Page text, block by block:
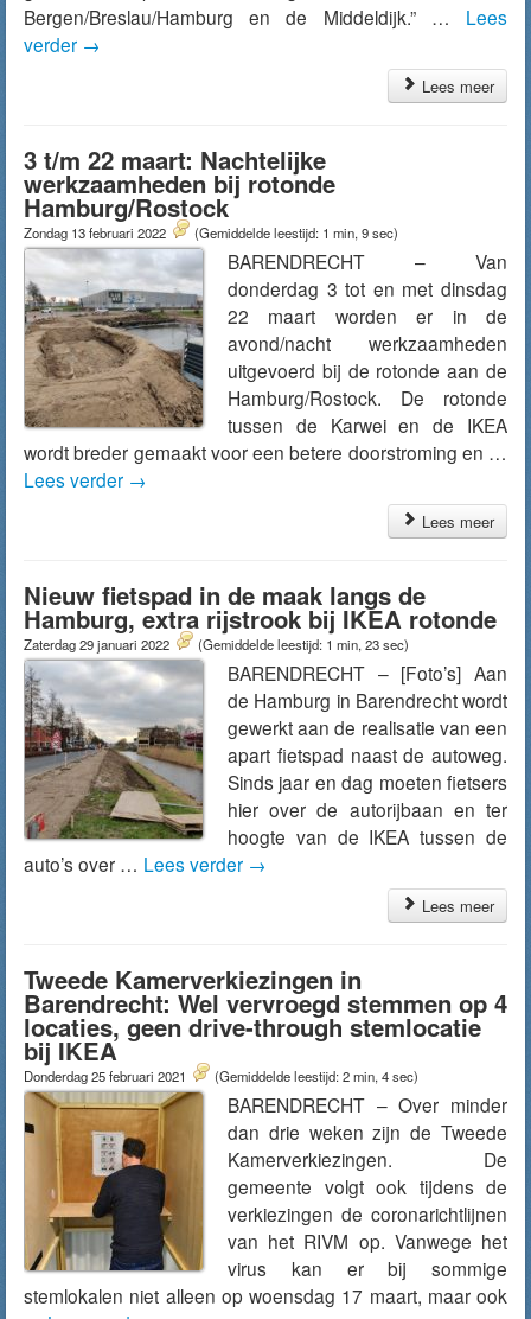
Bergen/Breslau/Hamburg en de Middeldijk.” … Lees
verder →
Lees meer
3 t/m 22 maart: Nachtelijke
werkzaamheden bij rotonde
Hamburg/Rostock
Zondag 13 februari 2022 (Gemiddelde leestijd: 1 min, 9 sec)
BARENDRECHT – Van
donderdag 3 tot en met dinsdag
22 maart worden er in de
avond/nacht werkzaamheden
uitgevoerd bij de rotonde aan de
Hamburg/Rostock. De rotonde
tussen de Karwei en de IKEA
wordt breder gemaakt voor een betere doorstroming en …
Lees verder →
Lees meer
Nieuw fietspad in de maak langs de
Hamburg, extra rijstrook bij IKEA rotonde
Zaterdag 29 januari 2022 (Gemiddelde leestijd: 1 min, 23 sec)
BARENDRECHT – [Foto’s] Aan
de Hamburg in Barendrecht wordt
gewerkt aan de realisatie van een
apart fietspad naast de autoweg.
Sinds jaar en dag moeten fietsers
hier over de autorijbaan en ter
hoogte van de IKEA tussen de
auto’s over … Lees verder →
Lees meer
Tweede Kamerverkiezingen in
Barendrecht: Wel vervroegd stemmen op 4
locaties, geen drive-through stemlocatie
bij IKEA
Donderdag 25 februari 2021 (Gemiddelde leestijd: 2 min, 4 sec)
BARENDRECHT – Over minder
dan drie weken zijn de Tweede
Kamerverkiezingen. De
gemeente volgt ook tijdens de
verkiezingen de coronarichtlijnen
van het RIVM op. Vanwege het
virus kan er bij sommige
stemlokalen niet alleen op woensdag 17 maart, maar ook